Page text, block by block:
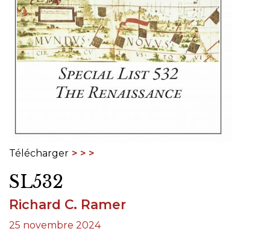
Télécharger
SL532
Richard C. Ramer
25 novembre 2024